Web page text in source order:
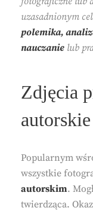
uzasadnionym
polemika,
nauczanie lub
Zdjęcia
autorskie
Popularnym
wszystkie
autorskim.
twierdząca.